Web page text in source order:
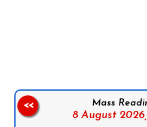
Mass
8 August 2026,
<<